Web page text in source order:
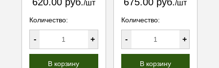
/шт
Количество:
- +
В корзину
/шт
Количество:
- +
В корзину